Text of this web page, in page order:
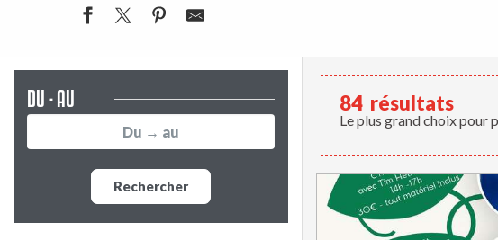
DU - AU
Rechercher
84 résultats
Le plus grand choix pour